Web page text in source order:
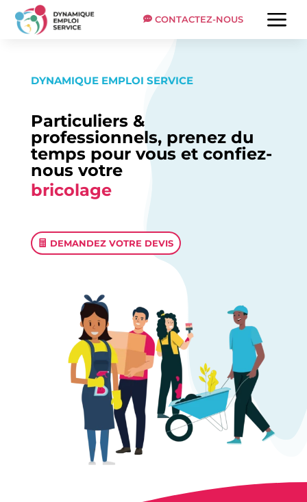
CONTACTEZ-NOUS a
DYNAMIQUE EMPLOI SERVICE
Particuliers &
professionnels, prenez du
temps pour vous et confiez-
nous votre
bricolage
DEMANDEZ VOTRE DEVIS